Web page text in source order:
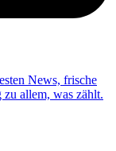
News, frische
zu allem, was zählt.